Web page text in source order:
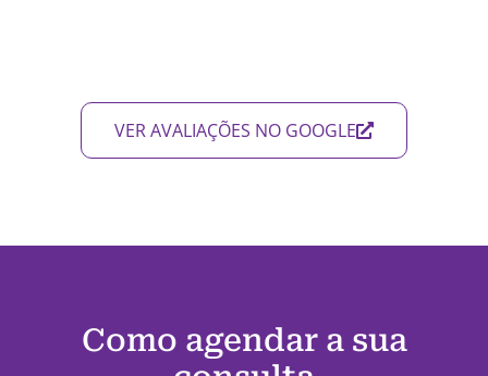
VER AVALIAÇÕES NO GOOGLE
Como agendar a sua